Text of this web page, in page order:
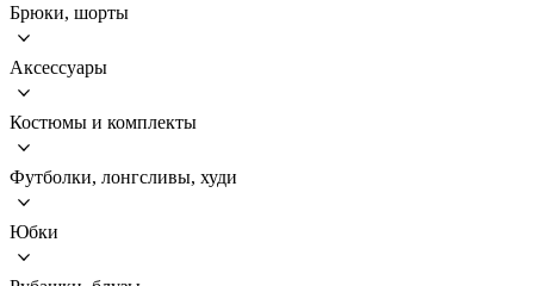
Брюки, шорты
Аксессуары
Костюмы и комплекты
Футболки, лонгсливы, худи
Юбки